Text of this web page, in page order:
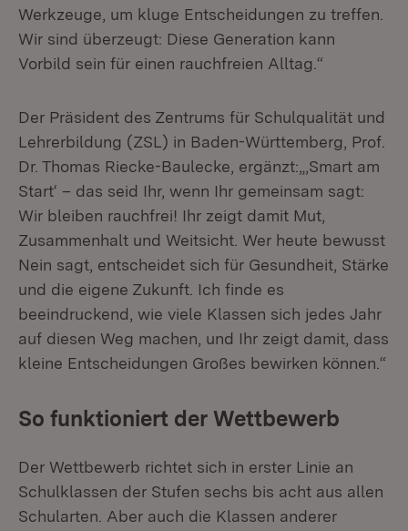
Werkzeuge, um kluge Entscheidungen zu treffen.
Wir sind überzeugt: Diese Generation kann
Vorbild sein für einen rauchfreien Alltag.“
Der Präsident des Zentrums für Schulqualität und
Lehrerbildung (ZSL) in Baden-Württemberg, Prof.
Dr. Thomas Riecke-Baulecke, ergänzt:„‚Smart am
Start‘ – das seid Ihr, wenn Ihr gemeinsam sagt:
Wir bleiben rauchfrei! Ihr zeigt damit Mut,
Zusammenhalt und Weitsicht. Wer heute bewusst
Nein sagt, entscheidet sich für Gesundheit, Stärke
und die eigene Zukunft. Ich finde es
beeindruckend, wie viele Klassen sich jedes Jahr
auf diesen Weg machen, und Ihr zeigt damit, dass
kleine Entscheidungen Großes bewirken können.“
So funktioniert der Wettbewerb
Der Wettbewerb richtet sich in erster Linie an
Schulklassen der Stufen sechs bis acht aus allen
Schularten. Aber auch die Klassen anderer